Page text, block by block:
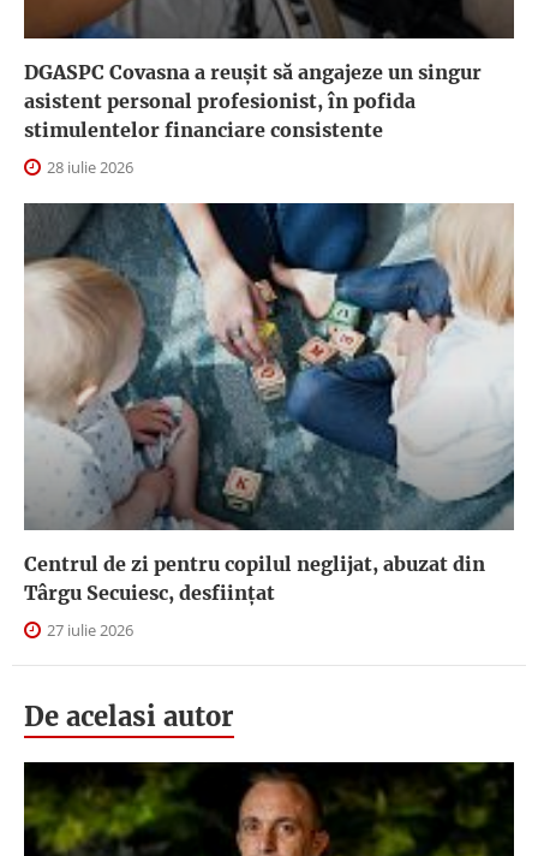
DGASPC Covasna a reuşit să angajeze un singur
asistent personal profesionist, în pofida
stimulentelor financiare consistente
28 iulie 2026
Centrul de zi pentru copilul neglijat, abuzat din
Târgu Secuiesc, desfiinţat
27 iulie 2026
De acelasi autor